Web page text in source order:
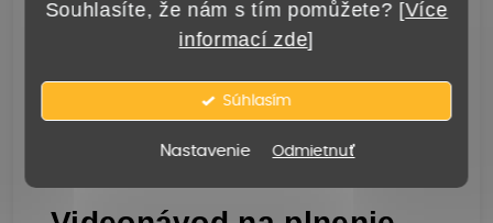
Souhlasíte, že nám s tím pomůžete? [Více
informací zde]
Súhlasím
Nastavenie Odmietnuť
zodpovedajúce kapsuly veľkosti 00.
. Pre iné veľkosti kapsúl je
kapsľovačku.